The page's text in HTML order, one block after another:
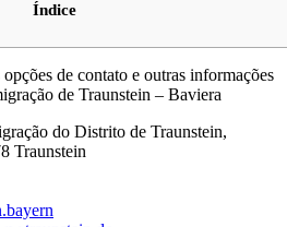
Índice
de contato e outras informações
de Traunstein – Baviera
do Distrito de Traunstein,
Traunstein